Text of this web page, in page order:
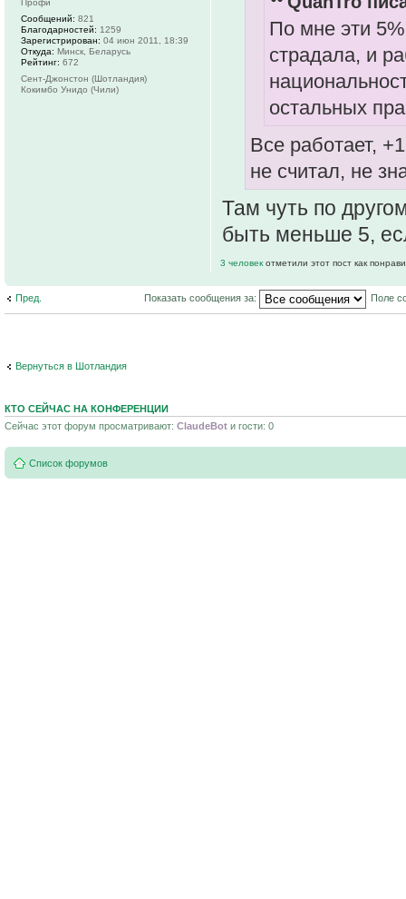
По мне эти
страдала, и
остальных
Все работает,
не считал, не
Там чуть по
быть меньше 5,
3 человек отметили этот пост как
Сообщений: 821
Благодарностей: 1259
Зарегистрирован: 04 июн 2011, 18:39
Откуда: Минск, Беларусь
Рейтинг: 672
Сент-Джонстон (Шотландия)
Кокимбо Унидо (Чили)
Пред. Показать сообщения за: Поле
Вернуться в Шотландия
КТО СЕЙЧАС НА КОНФЕРЕНЦИИ
Сейчас этот форум просматривают: ClaudeBot и гости: 0
Список форумов